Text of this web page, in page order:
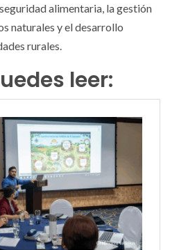
alimentaria, la gestión
naturales y el desarrollo
rurales.
leer: